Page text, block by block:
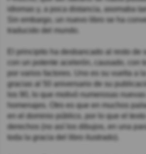
idiomas y, a poca distancia, asomaba
Sin embargo, un nuevo libro se ha
traducido del mundo.
El principito ha desbancado al resto de
con un potente acelerón, causado, con
por varios factores. Uno es su vuelta a
gracias al 50 aniversario de su
los 90, lo que motivó numerosas
homenajes. Otro es que en muchos
en el dominio público, por lo que el
derechos (no así los dibujos, en una
toda la gracia del libro ilustrado).